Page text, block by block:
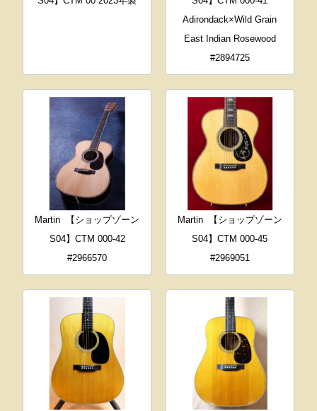
Adirondack×Wild Grain
East Indian Rosewood
#2894725
Martin
【ショップゾーン
S04】CTM 000-42
#2966570
Martin
【ショップゾーン
S04】CTM 000-45
#2969051